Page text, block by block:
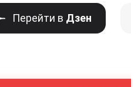
Перейти в Дзен